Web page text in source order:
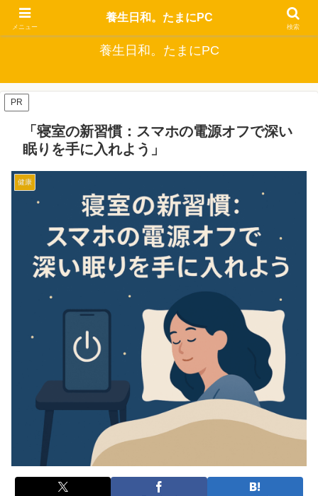
自分でできるなるべくお金をかけない健康生活
養生日和。たまにPC
PR
「寝室の新習慣：スマホの電源オフで深い
眠りを手に入れよう」
健康
メニュー
養生日和。たまにPC
検索